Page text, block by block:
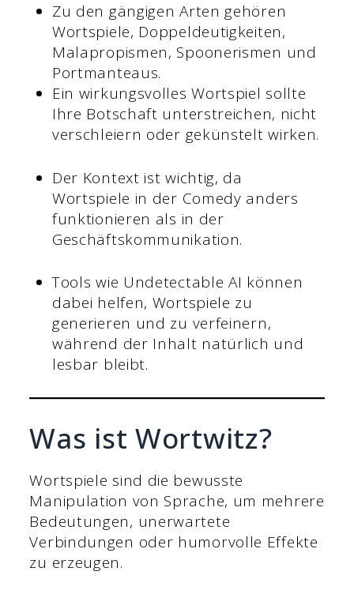
Zu den gängigen Arten gehören
Wortspiele, Doppeldeutigkeiten,
Malapropismen, Spoonerismen und
Portmanteaus.
Ein wirkungsvolles Wortspiel sollte
Ihre Botschaft unterstreichen, nicht
verschleiern oder gekünstelt wirken.
Der Kontext ist wichtig, da
Wortspiele in der Comedy anders
funktionieren als in der
Geschäftskommunikation.
Tools wie Undetectable AI können
dabei helfen, Wortspiele zu
generieren und zu verfeinern,
während der Inhalt natürlich und
lesbar bleibt.
Was ist Wortwitz?
Wortspiele sind die bewusste
Manipulation von Sprache, um mehrere
Bedeutungen, unerwartete
Verbindungen oder humorvolle Effekte
zu erzeugen.